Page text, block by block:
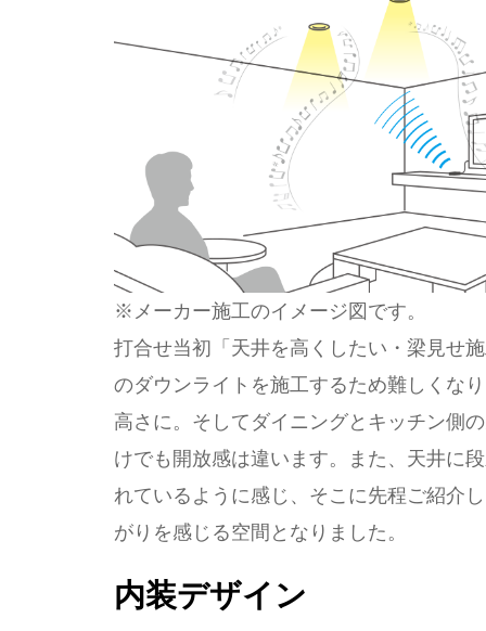
※メーカー施工のイメージ図です。
打合せ当初「天井を高くしたい・梁見せ
のダウンライトを施工するため難しくな
高さに。そしてダイニングとキッチン側
けでも開放感は違います。また、天井に
れているように感じ、そこに先程ご紹介
がりを感じる空間となりました。
内装デザイン